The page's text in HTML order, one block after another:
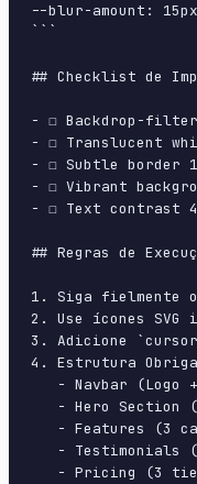
--blur-amount:
```
## Checklist de
- ☐ Backdrop-
- ☐ Translucent
- ☐ Subtle border
- ☐ Vibrant
- ☐ Text contrast
## Regras de
1. Siga fielmente
2. Use ícones
3. Adicione
4. Estrutura
- Navbar (Logo
- Hero Section
- Features (3
- Testimonials
- Pricing (3